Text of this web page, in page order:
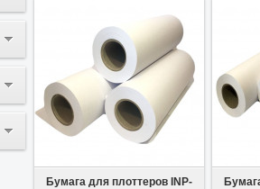
Бумага для плоттеров INP-